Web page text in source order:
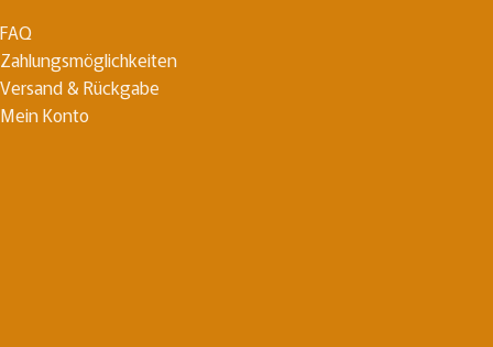
FAQ
Zahlungsmöglichkeiten
Versand & Rückgabe
Mein Konto